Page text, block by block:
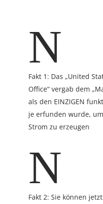
N
Fakt 1: Das „United
Office“ vergab dem
als den EINZIGEN
je erfunden wurde,
Strom zu erzeugen
N
Fakt 2: Sie können